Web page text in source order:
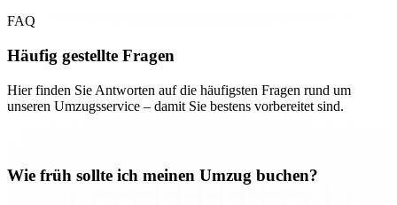
FAQ
Häufig gestellte Fragen
Hier finden Sie Antworten auf die häufigsten Fragen rund um
unseren Umzugsservice – damit Sie bestens vorbereitet sind.
Wie früh sollte ich meinen Umzug buchen?